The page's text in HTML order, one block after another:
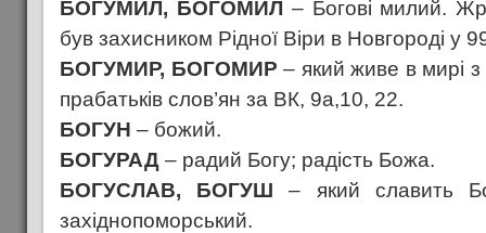
БОГУМИЛ, БОГОМИЛ – Богові милий.
був захисником Рідної Віри в Новгороді у
БОГУМИР, БОГОМИР – який живе в мирі
прабатьків слов’ян за ВК, 9а,10, 22.
БОГУН – божий.
БОГУРАД – радий Богу; радість Божа.
БОГУСЛАВ, БОГУШ – який славить
західнопоморський.